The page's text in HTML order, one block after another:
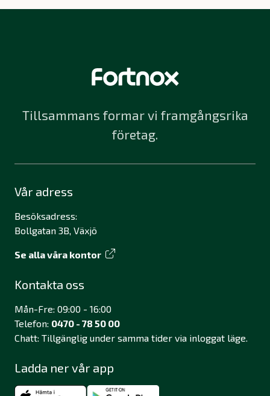
Tillsammans formar vi framgångsrika
företag.
Vår adress
Besöksadress:
Bollgatan 3B, Växjö
Se alla våra kontor
Kontakta oss
Mån-Fre: 09:00 - 16:00
Telefon: 0470 - 78 50 00
Chatt: Tillgänglig under samma tider via inloggat läge.
Ladda ner vår app